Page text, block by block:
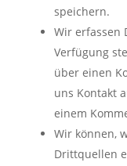
speichern.
Wir erfassen
Verfügung
über einen
uns Kontakt
einem
Wir können,
Drittquellen